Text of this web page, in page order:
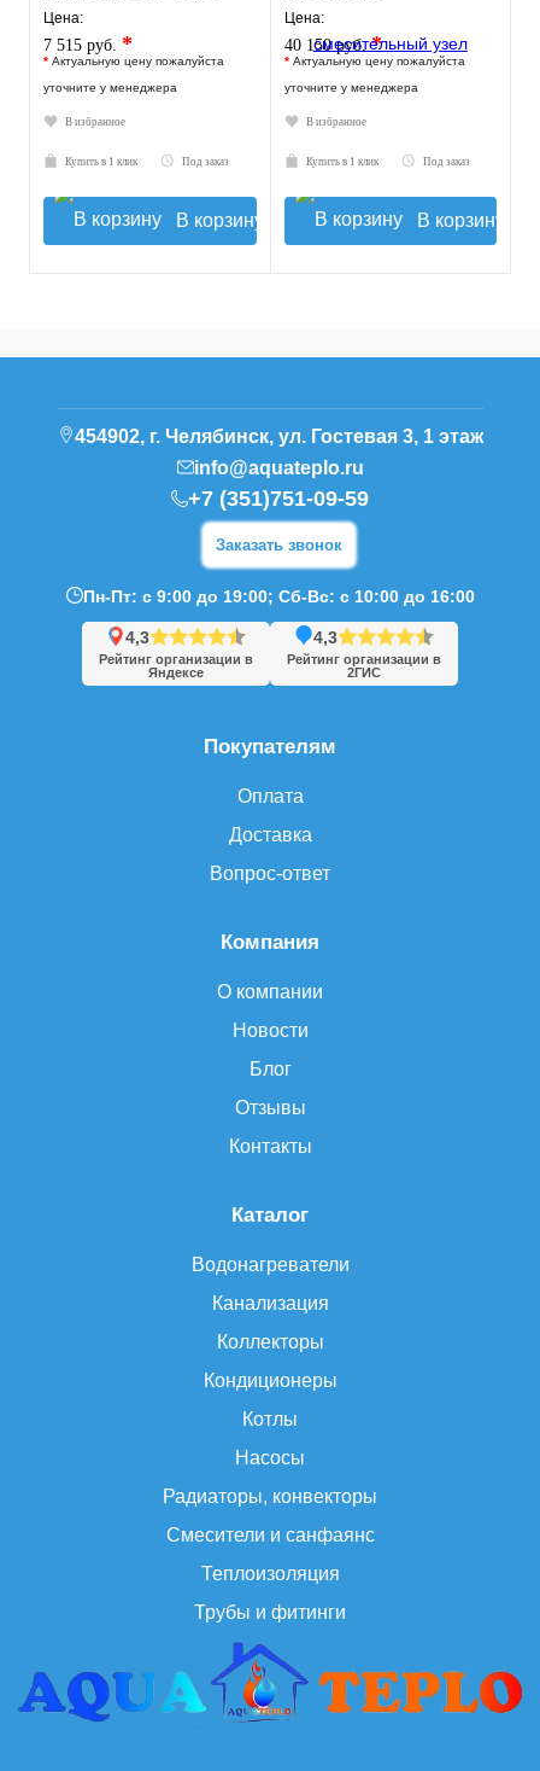
насоса)
Цена:
7 515 руб. *
* Актуальную цену пожалуйста
уточните у менеджера
В избранное
Купить в 1 клик Под заказ
В корзину
Цена:
40 150 руб.*
* Актуальную цену пожалуйста
уточните у менеджера
В избранное
Купить в 1 клик Под заказ
В корзину
Каталог
Водонагреватели
Канализация
Коллекторы
Кондиционеры
Котлы
Насосы
Радиаторы, конвекторы
Смесители и санфаянс
Теплоизоляция
Трубы и фитинги
Компания
О компании
Новости
Блог
Отзывы
Контакты
Покупателям
Оплата
Доставка
Вопрос-ответ
454902, г. Челябинск, ул. Гостевая 3, 1 этаж
info@aquateplo.ru
+7 (351)751-09-59
Заказать звонок
Пн-Пт: с 9:00 до 19:00; Сб-Вс: с 10:00 до 16:00
4,3
Рейтинг организации в
Яндексе
4,3
Рейтинг организации в
2ГИС